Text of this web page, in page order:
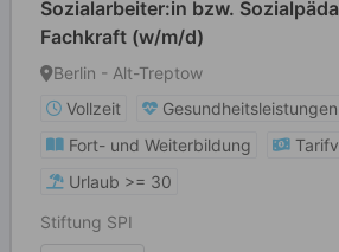
Sozialarbeiter:in bzw.
Fachkraft (w/m/d)
Berlin - Alt-Treptow
Vollzeit
Gesundheitsleistungen
Fort- und Weiterbildung
Urlaub >= 30
Stiftung SPI